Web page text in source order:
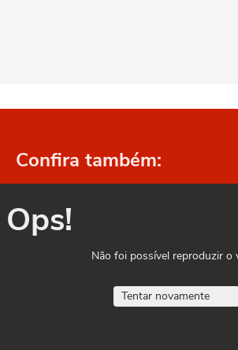
Confira também:
Ops!
Não foi possível reproduzir o
Tentar novamente